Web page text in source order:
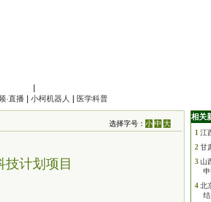
·直播 小柯机器人 医学科普
选择字号：小 中 大
技计划项目
相关
1 江
2 甘
3 山
4 北